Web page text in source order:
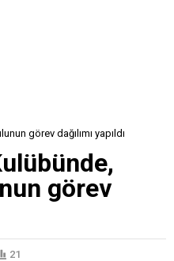
görev dağılımı yapıldı
görev
21